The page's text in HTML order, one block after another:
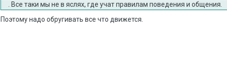
. Все таки мы не в яслях, где учат правилам поведения и общения.
Поэтому надо обругивать все что движется.